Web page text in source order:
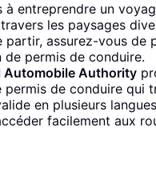
à entreprendre un
les paysages
partir, assurez-vous de
de permis de conduire.
Automobile Authority
de conduire qui
en plusieurs
facilement aux